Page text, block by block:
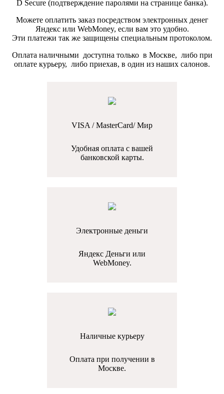
D Secure (подтверждение паролями на странице банка).
Можете оплатить заказ посредством электронных денег
Яндекс или WebMoney, если вам это удобно.
Эти платежи так же защищены специальным протоколом.
Оплата наличными доступна только в Москве, либо при
оплате курьеру, либо приехав, в один из наших салонов.
VISA / MasterCard/ Мир
Удобная оплата с вашей
банковской карты.
Электронные деньги
Яндекс Деньги или
WebMoney.
Наличные курьеру
Оплата при получении в
Москве.